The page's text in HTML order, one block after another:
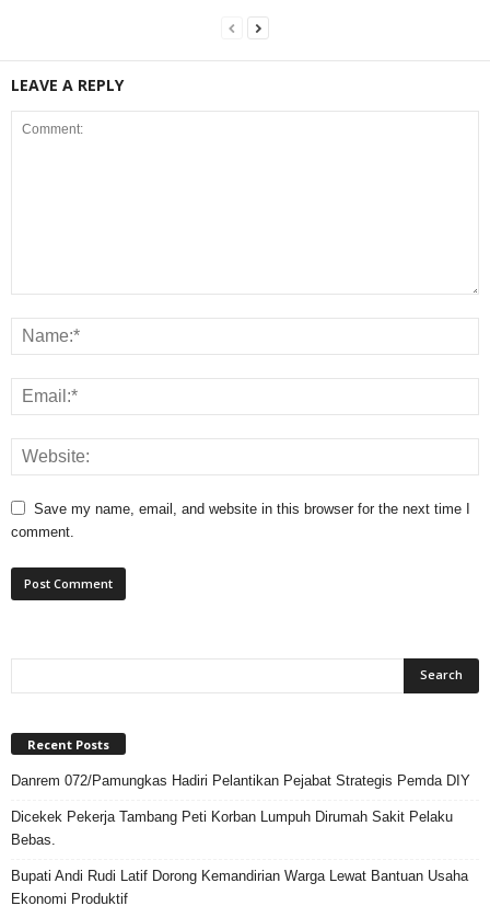
LEAVE A REPLY
Save my name, email, and website in this browser for the next time I
comment.
Recent Posts
Danrem 072/Pamungkas Hadiri Pelantikan Pejabat Strategis Pemda DIY
Dicekek Pekerja Tambang Peti Korban Lumpuh Dirumah Sakit Pelaku
Bebas.
Bupati Andi Rudi Latif Dorong Kemandirian Warga Lewat Bantuan Usaha
Ekonomi Produktif